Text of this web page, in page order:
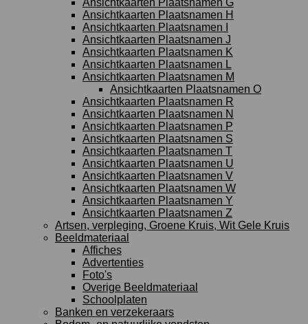
Ansichtkaarten Plaatsnamen G
Ansichtkaarten Plaatsnamen H
Ansichtkaarten Plaatsnamen I
Ansichtkaarten Plaatsnamen J
Ansichtkaarten Plaatsnamen K
Ansichtkaarten Plaatsnamen L
Ansichtkaarten Plaatsnamen M
Ansichtkaarten Plaatsnamen O
Ansichtkaarten Plaatsnamen R
Ansichtkaarten Plaatsnamen N
Ansichtkaarten Plaatsnamen P
Ansichtkaarten Plaatsnamen S
Ansichtkaarten Plaatsnamen T
Ansichtkaarten Plaatsnamen U
Ansichtkaarten Plaatsnamen V
Ansichtkaarten Plaatsnamen W
Ansichtkaarten Plaatsnamen Y
Ansichtkaarten Plaatsnamen Z
Artsen, verpleging, Groene Kruis, Wit Gele Kruis
Beeldmateriaal
Affiches
Advertenties
Foto's
Overige Beeldmateriaal
Schoolplaten
Banken en verzekeraars